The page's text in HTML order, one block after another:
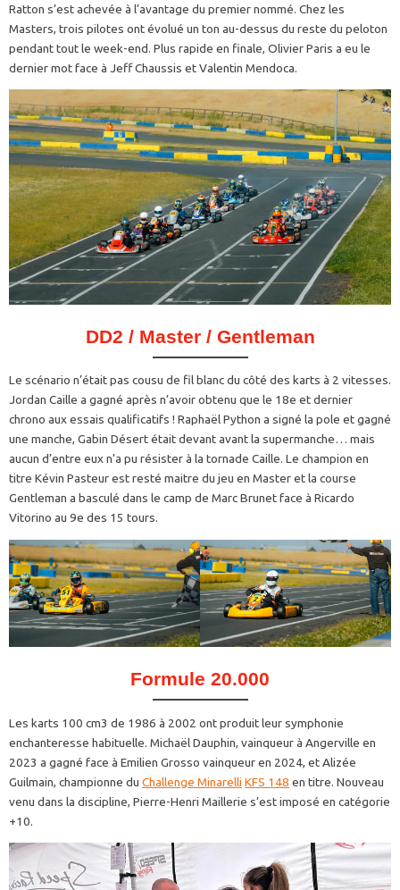
Ratton s’est achevée à l’avantage du premier nommé. Chez les
Masters, trois pilotes ont évolué un ton au-dessus du reste du peloton
pendant tout le week-end. Plus rapide en finale, Olivier Paris a eu le
dernier mot face à Jeff Chaussis et Valentin Mendoca.
DD2 / Master / Gentleman
Le scénario n’était pas cousu de fil blanc du côté des karts à 2 vitesses.
Jordan Caille a gagné après n’avoir obtenu que le 18e et dernier
chrono aux essais qualificatifs ! Raphaël Python a signé la pole et gagné
une manche, Gabin Désert était devant avant la supermanche… mais
aucun d’entre eux n’a pu résister à la tornade Caille. Le champion en
titre Kévin Pasteur est resté maitre du jeu en Master et la course
Gentleman a basculé dans le camp de Marc Brunet face à Ricardo
Vitorino au 9e des 15 tours.
Formule 20.000
Les karts 100 cm3 de 1986 à 2002 ont produit leur symphonie
enchanteresse habituelle. Michaël Dauphin, vainqueur à Angerville en
2023 a gagné face à Emilien Grosso vainqueur en 2024, et Alizée
Guilmain, championne du Challenge Minarelli KFS 148 en titre. Nouveau
venu dans la discipline, Pierre-Henri Maillerie s’est imposé en catégorie
+10.